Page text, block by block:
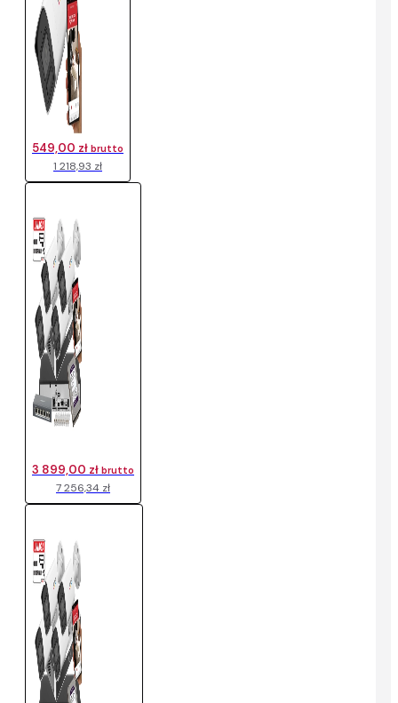
1 218,93 zł
549,00 zł brutto
7 256,34 zł
3 899,00 zł brutto